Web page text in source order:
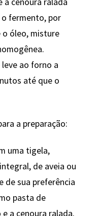
fermento, por
o óleo, misture
leve ao forno a
até que o
a preparação:
uma tigela,
de aveia ou
de sua preferência
pasta de
a cenoura ralada.